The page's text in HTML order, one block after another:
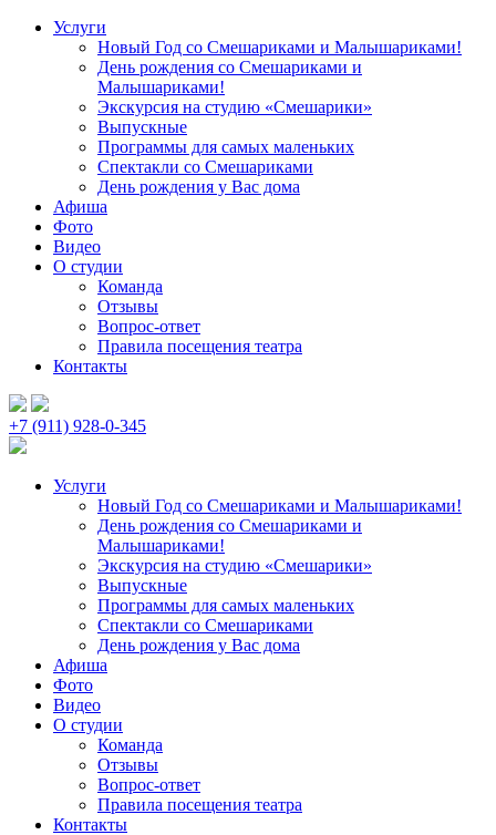
Услуги
Новый Год со Смешариками и Малышариками!
День рождения со Смешариками и
Малышариками!
Экскурсия на студию «Смешарики»
Выпускные
Программы для самых маленьких
Спектакли со Смешариками
День рождения у Вас дома
Афиша
Фото
Видео
О студии
Команда
Отзывы
Вопрос-ответ
Правила посещения театра
Контакты
+7 (911) 928-0-345
Услуги
Новый Год со Смешариками и Малышариками!
День рождения со Смешариками и
Малышариками!
Экскурсия на студию «Смешарики»
Выпускные
Программы для самых маленьких
Спектакли со Смешариками
День рождения у Вас дома
Афиша
Фото
Видео
О студии
Команда
Отзывы
Вопрос-ответ
Правила посещения театра
Контакты